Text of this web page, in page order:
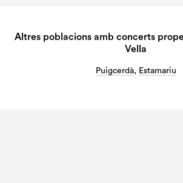
Altres poblacions amb concerts
Vella
Puigcerdà, Estamariu